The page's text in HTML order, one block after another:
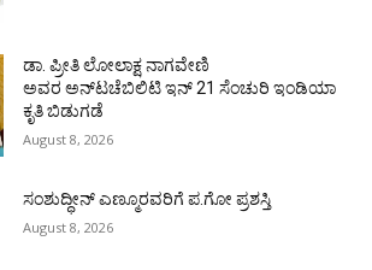
ಡಾ. ಪ್ರೀತಿ ಲೋಲಾಕ್ಷ ನಾಗವೇಣಿ
ಅವರ ಅನ್‌ಟಚೆಬಿಲಿಟಿ ಇನ್ 21 ಸೆಂಚುರಿ ಇಂಡಿಯಾ
ಕೃತಿ ಬಿಡುಗಡೆ
August 8, 2026
ಸಂಶುದ್ಧೀನ್ ಎಣ್ಮೂರವರಿಗೆ ಪ.ಗೋ ಪ್ರಶಸ್ತಿ
August 8, 2026